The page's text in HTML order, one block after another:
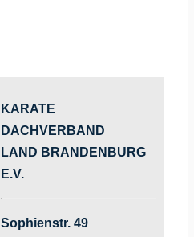
KARATE
DACHVERBAND
LAND BRANDENBURG
E.V.
Sophienstr. 49